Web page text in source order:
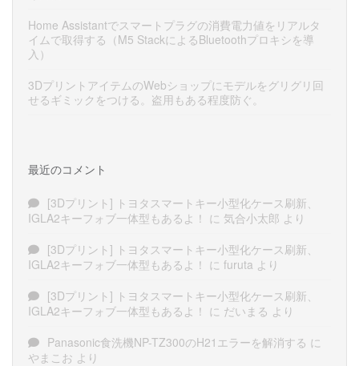
Home Assistantでスマートプラグの消費電力値をリアルタ
イムで取得する（M5 StackによるBluetoothプロキシを導
入）
3DプリントアイテムのWebショップにモデルをグリグリ回
せるギミックをつける。盗用もある程度防ぐ。
最近のコメント
[3Dプリント] トヨタスマートキー小型化ケース刷新、
IGLA2キーフォブ一体型もあるよ！ に 気合小太郎 より
[3Dプリント] トヨタスマートキー小型化ケース刷新、
IGLA2キーフォブ一体型もあるよ！ に furuta より
[3Dプリント] トヨタスマートキー小型化ケース刷新、
IGLA2キーフォブ一体型もあるよ！ に だいまる より
Panasonic食洗機NP-TZ300のH21エラーを解消する に
やまこお より